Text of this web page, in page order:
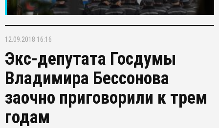
12.09.2018 16:16
Экс-депутата Госдумы
Владимира Бессонова
заочно приговорили к трем
годам